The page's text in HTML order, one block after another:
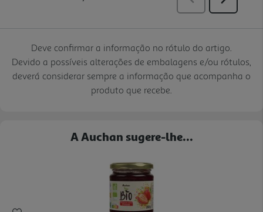
Deve confirmar a informação no rótulo do artigo.
Devido a possíveis alterações de embalagens e/ou rótulos,
deverá considerar sempre a informação que acompanha o
produto que recebe.
A Auchan sugere-lhe...